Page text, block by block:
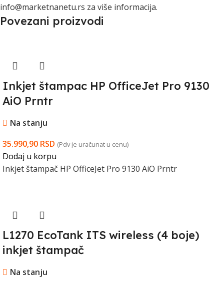
info@marketnanetu.rs za više informacija.
Povezani proizvodi
Inkjet štampac HP OfficeJet Pro 9130
AiO Prntr
Na stanju
35.990,90 RSD (Pdv je uračunat u cenu)
Dodaj u korpu
Inkjet štampač HP OfficeJet Pro 9130 AiO Prntr
L1270 EcoTank ITS wireless (4 boje)
inkjet štampač
Na stanju